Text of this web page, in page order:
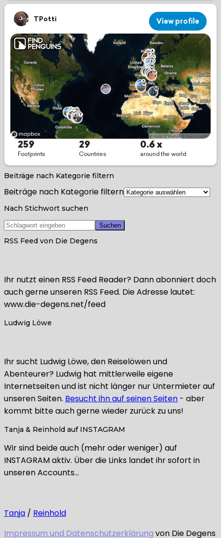
Beiträge nach Kategorie filtern
Beiträge nach Kategorie filtern
Nach Stichwort suchen
RSS Feed von Die Degens
Ihr nutzt einen RSS Feed Reader? Dann abonniert doch
auch gerne unseren RSS Feed. Die Adresse lautet:
www.die-degens.net/feed
Ludwig Löwe
Ihr sucht Ludwig Löwe, den Reiselöwen und
Abenteurer? Ludwig hat mittlerweile eigene
Internetseiten und ist nicht länger nur Untermieter auf
unseren Seiten. Besucht ihn auf seinen Seiten - aber
kommt bitte auch gerne wieder zurück zu uns!
Tanja & Reinhold auf INSTAGRAM
Wir sind beide auch (mehr oder weniger) auf
INSTAGRAM aktiv. Über die Links landet ihr sofort in
unseren Accounts…
Tanja / Reinhold
Impressum und Datenschutzerklärung von Die Degens